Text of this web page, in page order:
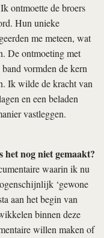
ontmoette de broers
Hun unieke
me meteen, wat
De ontmoeting met
vormden de kern
Ik wilde de kracht van
en een beladen
vastleggen.
nog niet gemaakt?
waarin ik nu
‘gewone
aan het begin van
binnen deze
willen maken of